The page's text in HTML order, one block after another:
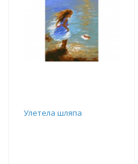
Улетела шляпа